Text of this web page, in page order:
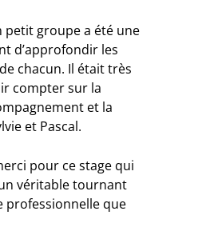
petit groupe a été une
d’approfondir les
chacun. Il était très
compter sur la
et la
et Pascal.
pour ce stage qui
véritable tournant
professionnelle que